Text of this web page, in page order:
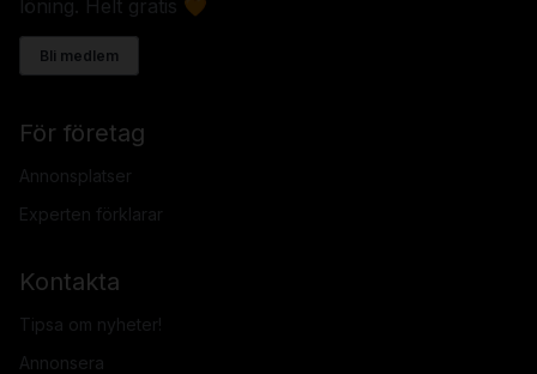
löning. Helt gratis 🧡
Bli medlem
För företag
Annonsplatser
Experten förklarar
Kontakta
Tipsa om nyheter!
Annonsera